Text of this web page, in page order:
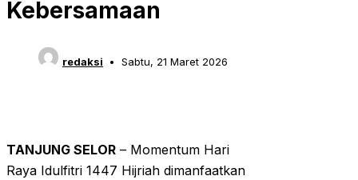
Kebersamaan
redaksi Sabtu, 21 Maret 2026
TANJUNG SELOR – Momentum Hari
Raya Idulfitri 1447 Hijriah dimanfaatkan